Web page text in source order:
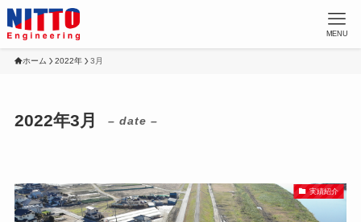
MENU
ホーム 2022年 3月
2022年3月 – date –
実績紹介